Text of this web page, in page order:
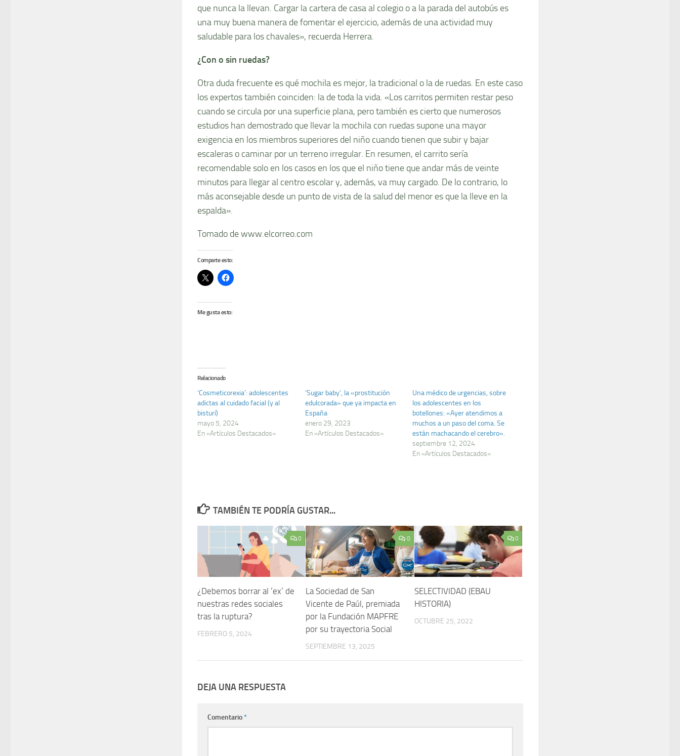
que nunca la llevan. Cargar la cartera de casa al colegio o a la parada del autobús es
una muy buena manera de fomentar el ejercicio, además de una actividad muy
saludable para los chavales», recuerda Herrera.
¿Con o sin ruedas?
Otra duda frecuente es qué mochila es mejor, la tradicional o la de ruedas. En este caso
los expertos también coinciden: la de toda la vida. «Los carritos permiten restar peso
cuando se circula por una superficie plana, pero también es cierto que numerosos
estudios han demostrado que llevar la mochila con ruedas supone una mayor
exigencia en los miembros superiores del niño cuando tienen que subir y bajar
escaleras o caminar por un terreno irregular. En resumen, el carrito sería
recomendable solo en los casos en los que el niño tiene que andar más de veinte
minutos para llegar al centro escolar y, además, va muy cargado. De lo contrario, lo
más aconsejable desde un punto de vista de la salud del menor es que la lleve en la
espalda».
Tomado de www.elcorreo.com
Comparte esto:
Me gusta esto:
Relacionado
‘Cosmeticorexia’: adolescentes
adictas al cuidado facial (y al
bisturí)
mayo 5, 2024
En «Artículos Destacados»
‘Sugar baby’, la «prostitución
edulcorada» que ya impacta en
España
enero 29, 2023
En «Artículos Destacados»
Una médico de urgencias, sobre
los adolescentes en los
botellones: «Ayer atendimos a
muchos a un paso del coma. Se
están machacando el cerebro».
septiembre 12, 2024
En «Artículos Destacados»
TAMBIÉN TE PODRÍA GUSTAR...
0
¿Debemos borrar al ‘ex’ de
nuestras redes sociales
tras la ruptura?
FEBRERO 5, 2024
0
La Sociedad de San
Vicente de Paúl, premiada
por la Fundación MAPFRE
por su trayectoria Social
SEPTIEMBRE 13, 2025
0
SELECTIVIDAD (EBAU
HISTORIA)
OCTUBRE 25, 2022
DEJA UNA RESPUESTA
Comentario*